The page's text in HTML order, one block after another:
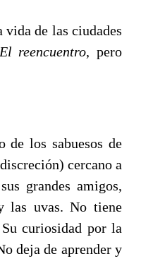
de las ciudades
El reencuentro, pero
los sabuesos de
cercano a
grandes amigos,
las uvas. No tiene
curiosidad por la
deja de aprender y